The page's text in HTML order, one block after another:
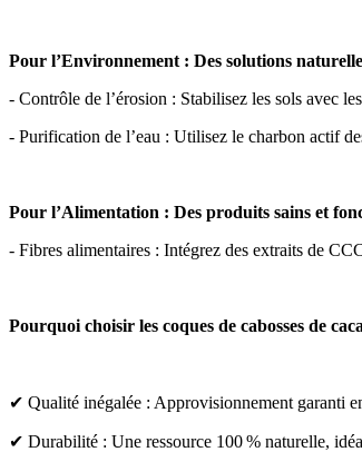
Pour l’Environnement : Des solutions
- Contrôle de l’érosion : Stabilisez les sols avec
- Purification de l’eau : Utilisez le charbon actif
Pour l’Alimentation : Des produits sains et
- Fibres alimentaires : Intégrez des extraits de
Pourquoi choisir les coques de cabosses de
✔ Qualité inégalée : Approvisionnement garanti
✔ Durabilité : Une ressource 100 % naturelle,